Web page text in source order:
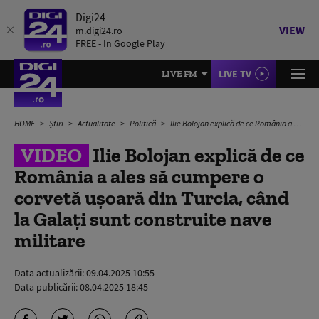
Digi24
m.digi24.ro
FREE - In Google Play
VIEW
LIVE FM LIVE TV
HOME Știri Actualitate Politică Ilie Bolojan explică de ce România a ales să cumpere o corvetă ușoară din Turcia, când la Galați sunt construite nave militare
VIDEO Ilie Bolojan explică de ce
România a ales să cumpere o
corvetă ușoară din Turcia, când
la Galați sunt construite nave
militare
Data actualizării:09.04.2025 10:55
Data publicării:08.04.2025 18:45